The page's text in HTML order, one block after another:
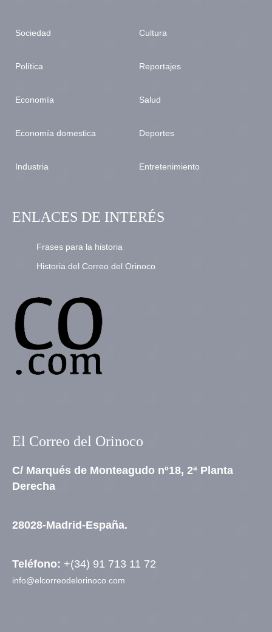
Sociedad
Política
Economía
Economía domestica
Industria
Cultura
Reportajes
Salud
Deportes
Entretenimiento
ENLACES DE INTERÉS
Frases para la historia
Historia del Correo del Orinoco
El Correo del Orinoco
C/ Marqués de Monteagudo nº18, 2ª Planta
Derecha
28028-Madrid-España.
Teléfono: +(34) 91 713 11 72
info@elcorreodelorinoco.com